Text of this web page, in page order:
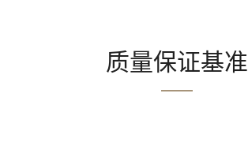
质量保证基准